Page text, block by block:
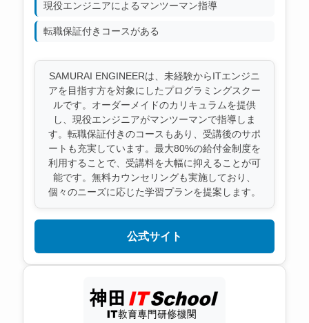
現役エンジニアによるマンツーマン指導
転職保証付きコースがある
SAMURAI ENGINEERは、未経験からITエンジニ
アを目指す方を対象にしたプログラミングスクー
ルです。オーダーメイドのカリキュラムを提供
し、現役エンジニアがマンツーマンで指導しま
す。転職保証付きのコースもあり、受講後のサポ
ートも充実しています。最大80%の給付金制度を
利用することで、受講料を大幅に抑えることが可
能です。無料カウンセリングも実施しており、
個々のニーズに応じた学習プランを提案します。
公式サイト